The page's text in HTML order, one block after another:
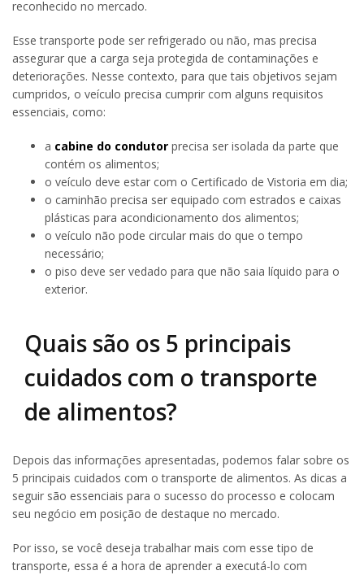
reconhecido no mercado.
Esse transporte pode ser refrigerado ou não, mas precisa
assegurar que a carga seja protegida de contaminações e
deteriorações. Nesse contexto, para que tais objetivos sejam
cumpridos, o veículo precisa cumprir com alguns requisitos
essenciais, como:
a cabine do condutor precisa ser isolada da parte que
contém os alimentos;
o veículo deve estar com o Certificado de Vistoria em dia;
o caminhão precisa ser equipado com estrados e caixas
plásticas para acondicionamento dos alimentos;
o veículo não pode circular mais do que o tempo
necessário;
o piso deve ser vedado para que não saia líquido para o
exterior.
Quais são os 5 principais
cuidados com o transporte
de alimentos?
Depois das informações apresentadas, podemos falar sobre os
5 principais cuidados com o transporte de alimentos. As dicas a
seguir são essenciais para o sucesso do processo e colocam
seu negócio em posição de destaque no mercado.
Por isso, se você deseja trabalhar mais com esse tipo de
transporte, essa é a hora de aprender a executá-lo com